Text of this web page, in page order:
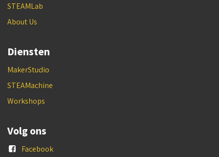
STEAMLab
About Us
Diensten
MakerStudio
STEAMachine
Workshops
Volg ons
Facebook